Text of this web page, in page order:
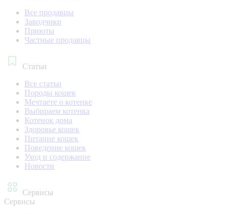
Все продавцы
Заводчики
Приюты
Частные продавцы
Статьи
Все статьи
Породы кошек
Мечтаете о котенке
Выбираем котенка
Котенок дома
Здоровье кошек
Питание кошек
Поведение кошек
Уход и содержание
Новости
Сервисы
Сервисы